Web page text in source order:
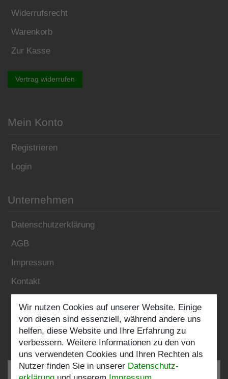
Widerrufsrecht
Warenkorb
Zur Kasse
Vertrag widerrufen
Mein Konto
Registrieren
Login
Unternehmen
Datenschutzerklärung
AGB
Impressum
Kontakt
Folgen Sie uns:
Wir nutzen Cookies auf unserer Website. Einige
von diesen sind essenziell, während andere uns
helfen, diese Website und Ihre Erfahrung zu
verbessern. Weitere Informationen zu den von
uns verwendeten Cookies und Ihren Rechten als
Nutzer finden Sie in unserer Daten­schutz­